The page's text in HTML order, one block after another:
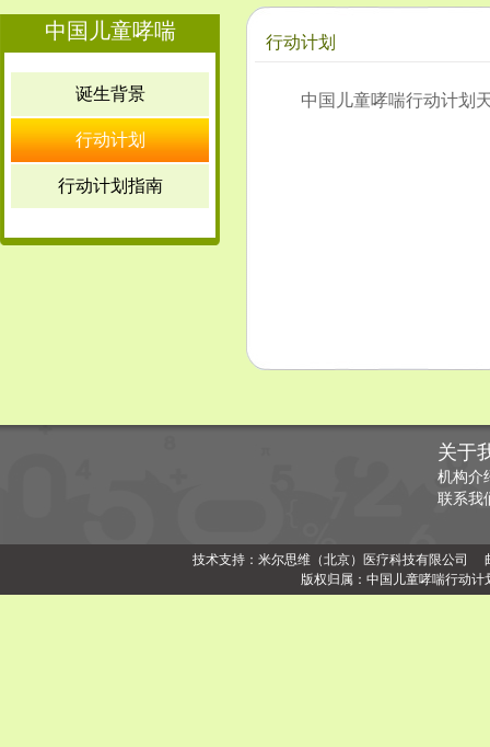
中国儿童哮喘
诞生背景
行动计划
行动计划指南
行动计划
中国儿童哮喘行动计划
关于
机构介
联系我
技术支持：米尔思维（北京）医疗科技有限公司
版权归属：中国儿童哮喘行动